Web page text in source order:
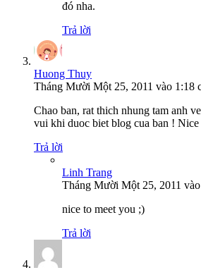
đó nha.
Trả lời
Huong Thuy
Tháng Mười Một 25, 2011 vào 1:18
Chao ban, rat thich nhung tam anh
vui khi duoc biet blog cua ban ! Nice
Trả lời
Linh Trang
Tháng Mười Một 25, 2011
nice to meet you ;)
Trả lời